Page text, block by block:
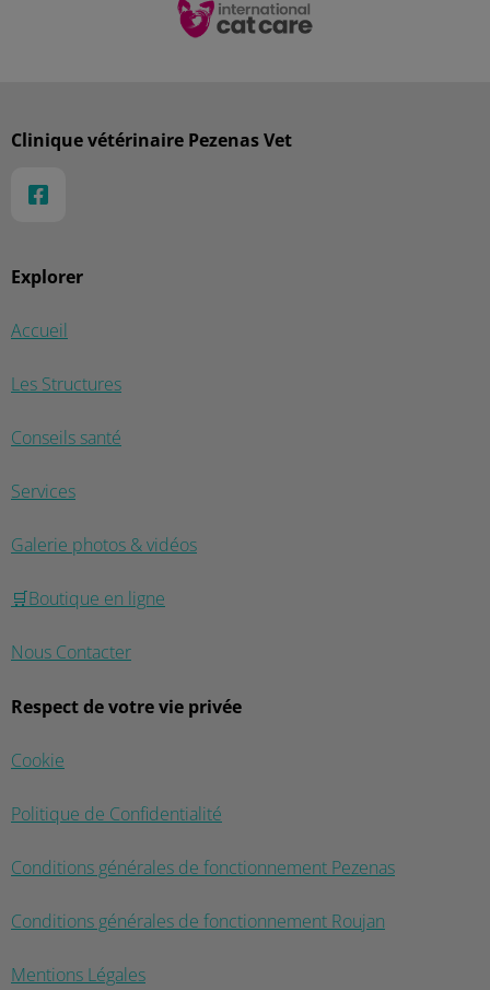
Explorer
Accueil
Les Structures
Conseils santé
Services
Galerie photos & vidéos
🛒Boutique en ligne
Nous Contacter
Respect de votre vie privée
Cookie
Politique de Confidentialité
Conditions générales de fonctionnement Pezenas
Conditions générales de fonctionnement Roujan
Mentions Légales
Clinique vétérinaire Pezenas Vet